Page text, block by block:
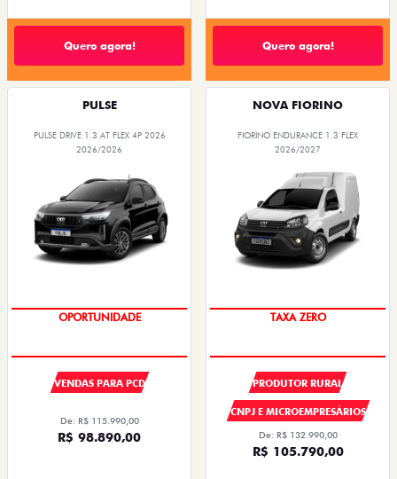
Quero agora! Quero agora!
PULSE
PULSE DRIVE 1.3 AT FLEX 4P 2026
2026/2026
OPORTUNIDADE
VENDAS PARA PCD
De: R$ 115.990,00
R$ 98.890,00
NOVA FIORINO
FIORINO ENDURANCE 1.3 FLEX
2026/2027
TAXA ZERO
PRODUTOR RURAL
CNPJ E MICROEMPRESÁRIOS
De: R$ 132.990,00
R$ 105.790,00